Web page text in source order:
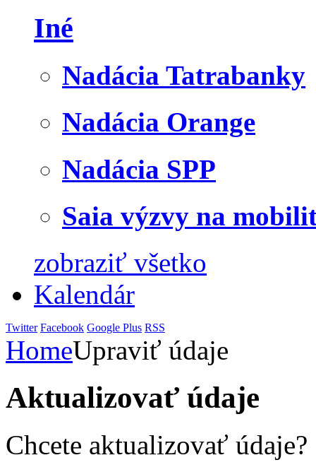
Iné
Nadácia Tatrabanky
Nadácia Orange
Nadácia SPP
Saia výzvy na
zobraziť všetko
Kalendár
Twitter Facebook Google Plus RSS
HomeUpraviť údaje
Aktualizovať údaje
Chcete aktualizovať údaje?